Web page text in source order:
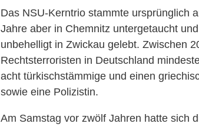
Das NSU-Kerntrio stammte ursprünglich
Jahre aber in Chemnitz untergetaucht
unbehelligt in Zwickau gelebt. Zwischen
Rechtsterroristen in Deutschland
acht türkischstämmige und einen
sowie eine Polizistin.
Am Samstag vor zwölf Jahren hatte sich